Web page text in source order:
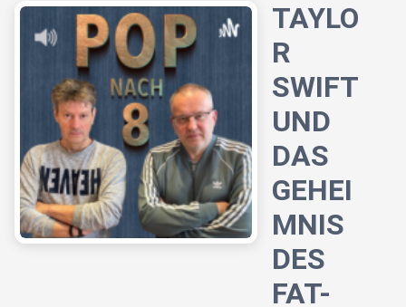
TAYLO
R
SWIFT
UND
DAS
GEHEI
MNIS
DES
FAT-